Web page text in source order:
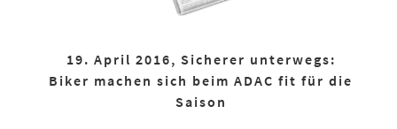
19. April 2016, Sicherer unterwegs:
Biker machen sich beim ADAC fit für die
Saison